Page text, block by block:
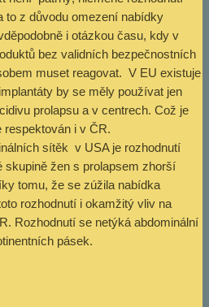
to z důvodu omezení nabídky
i otázkou času, kdy v
bez validních bezpečnostních
muset reagovat. V EU existuje
by se měly používat jen
prolapsu a v centrech. Což je
respektován i v ČR.
sítěk v USA je rozhodnutí
skupině žen s prolapsem zhorší
tomu, že se zúžila nabídka
rozhodnutí i okamžitý vliv na
Rozhodnutí se netýká abdominální
pásek.